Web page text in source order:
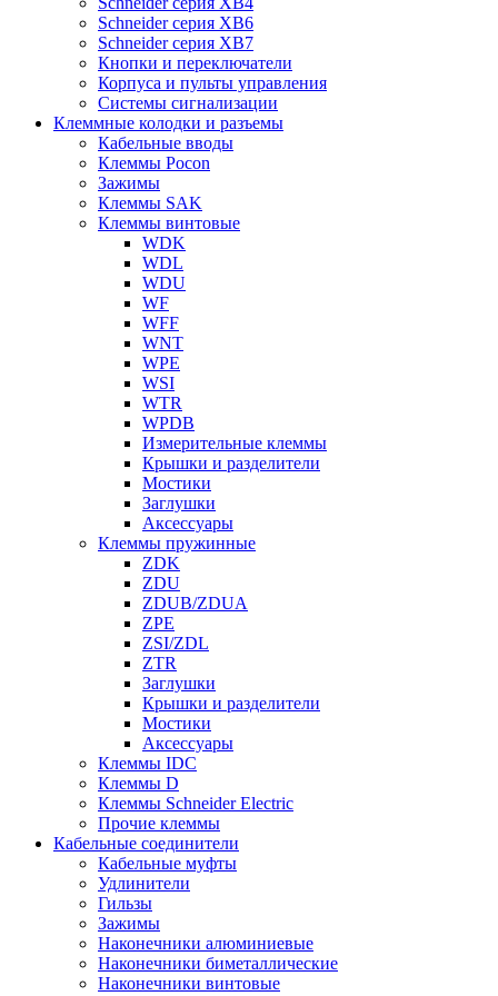
Schneider серия XB6
Schneider серия XB7
Кнопки и переключатели
Корпуса и пульты управления
Системы сигнализации
Клеммные колодки и разъемы
Кабельные вводы
Клеммы Pocon
Зажимы
Клеммы SAK
Клеммы винтовые
WDK
WDL
WDU
WF
WFF
WNT
WPE
WSI
WTR
WPDB
Измерительные клеммы
Крышки и разделители
Мостики
Заглушки
Аксессуары
Клеммы пружинные
ZDK
ZDU
ZDUB/ZDUA
ZPE
ZSI/ZDL
ZTR
Заглушки
Крышки и разделители
Мостики
Аксессуары
Клеммы IDC
Клеммы D
Клеммы Schneider Electric
Прочие клеммы
Кабельные соединители
Кабельные муфты
Удлинители
Гильзы
Зажимы
Наконечники алюминиевые
Наконечники биметаллические
Наконечники винтовые